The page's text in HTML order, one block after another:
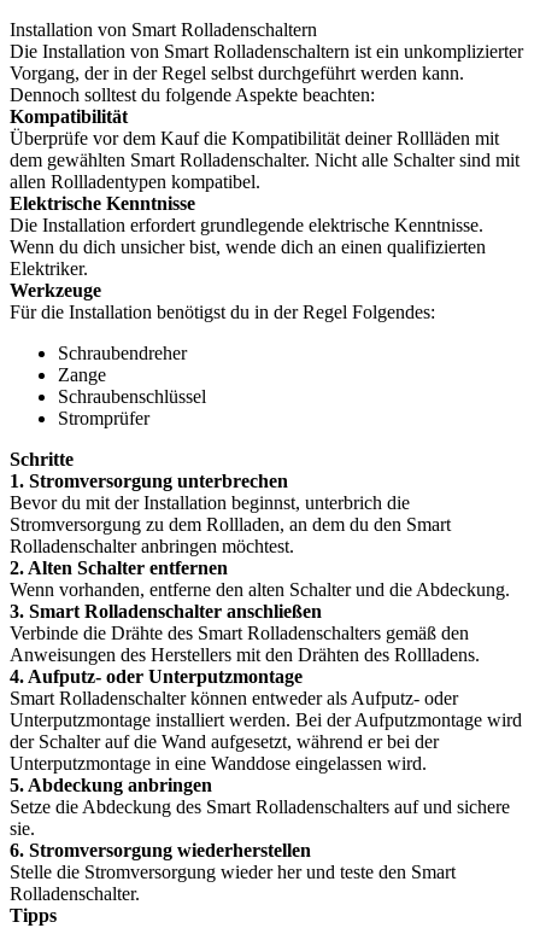
Installation von Smart Rolladenschaltern
Die Installation von Smart Rolladenschaltern ist ein unkomplizierter
Vorgang, der in der Regel selbst durchgeführt werden kann.
Dennoch solltest du folgende Aspekte beachten:
Kompatibilität
Überprüfe vor dem Kauf die Kompatibilität deiner Rollläden mit
dem gewählten Smart Rolladenschalter. Nicht alle Schalter sind mit
allen Rollladentypen kompatibel.
Elektrische Kenntnisse
Die Installation erfordert grundlegende elektrische Kenntnisse.
Wenn du dich unsicher bist, wende dich an einen qualifizierten
Elektriker.
Werkzeuge
Für die Installation benötigst du in der Regel Folgendes:
Schraubendreher
Zange
Schraubenschlüssel
Stromprüfer
Schritte
1. Stromversorgung unterbrechen
Bevor du mit der Installation beginnst, unterbrich die
Stromversorgung zu dem Rollladen, an dem du den Smart
Rolladenschalter anbringen möchtest.
2. Alten Schalter entfernen
Wenn vorhanden, entferne den alten Schalter und die Abdeckung.
3. Smart Rolladenschalter anschließen
Verbinde die Drähte des Smart Rolladenschalters gemäß den
Anweisungen des Herstellers mit den Drähten des Rollladens.
4. Aufputz- oder Unterputzmontage
Smart Rolladenschalter können entweder als Aufputz- oder
Unterputzmontage installiert werden. Bei der Aufputzmontage wird
der Schalter auf die Wand aufgesetzt, während er bei der
Unterputzmontage in eine Wanddose eingelassen wird.
5. Abdeckung anbringen
Setze die Abdeckung des Smart Rolladenschalters auf und sichere
sie.
6. Stromversorgung wiederherstellen
Stelle die Stromversorgung wieder her und teste den Smart
Rolladenschalter.
Tipps